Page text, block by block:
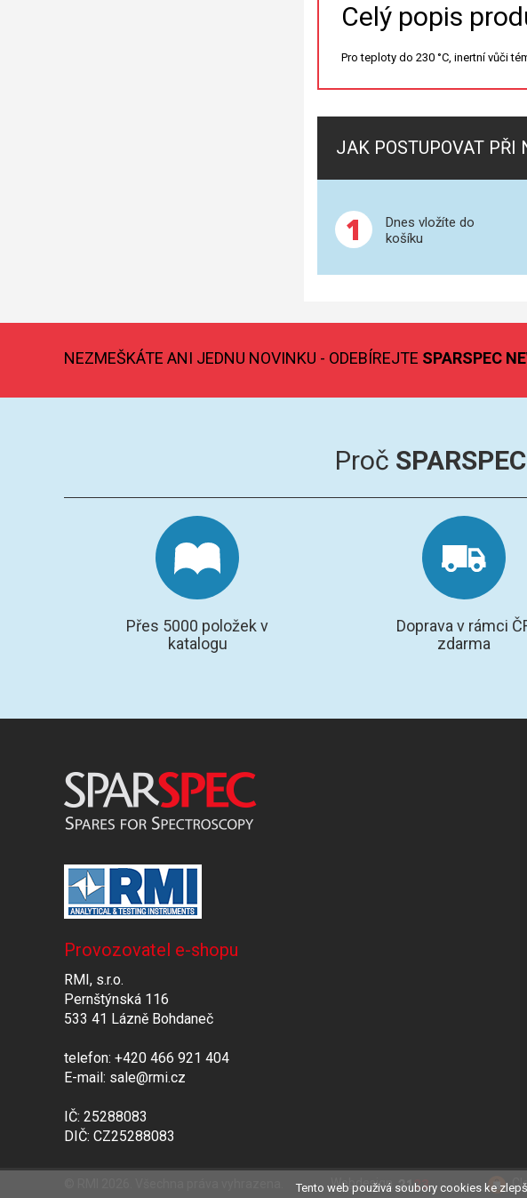
Celý popis
Pro teploty do 230 °C, inertní vůči
JAK POSTUPOVAT PŘI
1
Dnes vložíte do
košíku
NEZMEŠKÁTE ANI JEDNU NOVINKU - ODEBÍREJTE SPARSPEC
Proč SPARSPEC
Přes 5000 položek v
katalogu
Doprava v rámci
zdarma
Provozovatel e-shopu
RMI, s.r.o.
Pernštýnská 116
533 41 Lázně Bohdaneč
telefon: +420 466 921 404
E-mail: sale@rmi.cz
IČ: 25288083
DIČ: CZ25288083
Webdesign
Tento web použivá soubory cookies ke